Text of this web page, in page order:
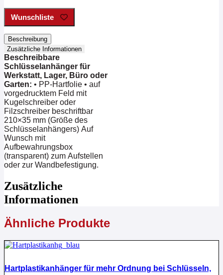
Wunschliste
Beschreibung
Zusätzliche Informationen
Beschreibbare
Schlüsselanhänger für
Werkstatt, Lager, Büro oder
Garten: • PP-Hartfolie • auf
vorgedrucktem Feld mit
Kugelschreiber oder
Filzschreiber beschriftbar
210×35 mm (Größe des
Schlüsselanhängers) Auf
Wunsch mit
Aufbewahrungsbox
(transparent) zum Aufstellen
oder zur Wandbefestigung.
Zusätzliche
Informationen
Ähnliche Produkte
Hartplastikanhänger für mehr Ordnung bei Schlüsseln,